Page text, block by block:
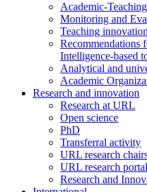
Academic-
Monitoring and
Teaching innovation
Recommendations
Intelligence-based
Analytical and
Academic
Research and innovation
Research at URL
Open science
PhD
Transferral activity
URL research
URL research portal
Research and